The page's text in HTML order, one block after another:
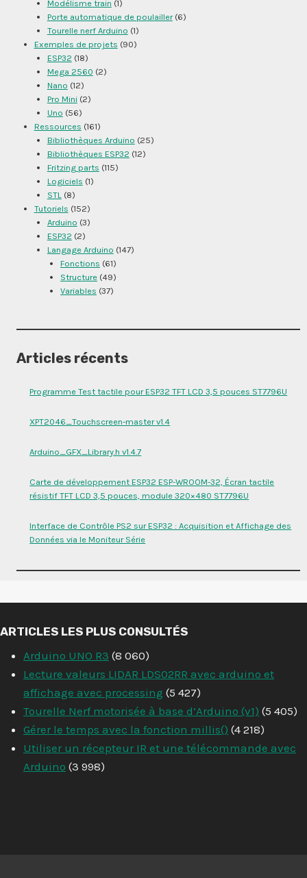
Modélisme train (1)
Porte automatique de poulailler(6)
Tourelle nerf Arduino (1)
Exemples de projets (90)
ESP32 (18)
Mega 2560 (2)
Nano (12)
Pro Mini(2)
Uno (56)
Ressources (161)
Bibliothèques Arduino (25)
Bibliothèques ESP32 (12)
Fritzing parts (115)
Logiciels (1)
STL(8)
Tutoriels (152)
Arduino (3)
ESP32 (2)
Langage Arduino (147)
Fonctions (61)
Structure(49)
Variables (37)
Articles récents
Programme Test tactile pour ESP32 TFT LCD 3,5 pouces ST7796U
XPT2046_Touchscreen-master v1.4
Arduino_GFX_Library.h v1.4.7
Carte de développement ESP32 ESP-WROOM-32, Écran tactile
résistif TFT LCD 3,5 pouces, module 320×480 ST7796U
Interface de Contrôle PS2 sur ESP32 : Acquisition et Affichage des
Données via le Moniteur Série
ARTICLES LES PLUS CONSULTÉS
Arduino UNO R3 (8 060)
Lecture valeurs LIDAR LDS02RR avec arduino et
affichage avec processing (5 427)
Tourelle Nerf motorisée à base d’Arduino (v1) (5 405)
Gérer le temps avec la fonction millis() (4 218)
Utiliser un récepteur IR et une télécommande avec
Arduino (3 998)